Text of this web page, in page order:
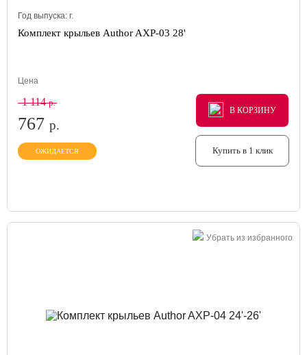
Год выпуска: г.
Комплект крыльев Author AXP-03 28'
Цена
1 114р.
767 р.
ОЖИДАЕТСЯ
В КОРЗИНУ
В КОРЗИНУ
В КОРЗИНУ
Купить в 1 клик
Убрать из избранного